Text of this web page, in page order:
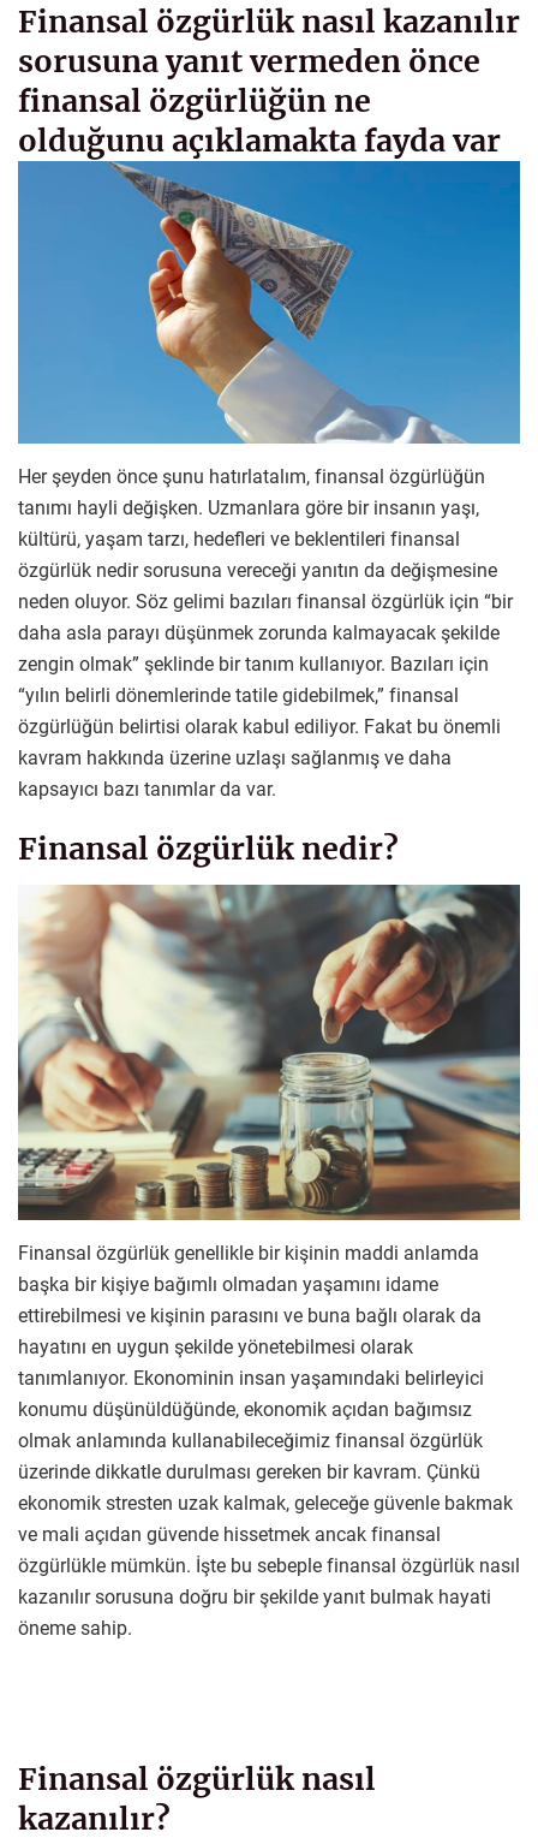
Finansal özgürlük nasıl kazanılır
sorusuna yanıt vermeden önce
finansal özgürlüğün ne
olduğunu açıklamakta fayda var
Her şeyden önce şunu hatırlatalım, finansal özgürlüğün
tanımı hayli değişken. Uzmanlara göre bir insanın yaşı,
kültürü, yaşam tarzı, hedefleri ve beklentileri finansal
özgürlük nedir sorusuna vereceği yanıtın da değişmesine
neden oluyor. Söz gelimi bazıları finansal özgürlük için “bir
daha asla parayı düşünmek zorunda kalmayacak şekilde
zengin olmak” şeklinde bir tanım kullanıyor. Bazıları için
“yılın belirli dönemlerinde tatile gidebilmek,” finansal
özgürlüğün belirtisi olarak kabul ediliyor. Fakat bu önemli
kavram hakkında üzerine uzlaşı sağlanmış ve daha
kapsayıcı bazı tanımlar da var.
Finansal özgürlük nedir?
Finansal özgürlük genellikle bir kişinin maddi anlamda
başka bir kişiye bağımlı olmadan yaşamını idame
ettirebilmesi ve kişinin parasını ve buna bağlı olarak da
hayatını en uygun şekilde yönetebilmesi olarak
tanımlanıyor. Ekonominin insan yaşamındaki belirleyici
konumu düşünüldüğünde, ekonomik açıdan bağımsız
olmak anlamında kullanabileceğimiz finansal özgürlük
üzerinde dikkatle durulması gereken bir kavram. Çünkü
ekonomik stresten uzak kalmak, geleceğe güvenle bakmak
ve mali açıdan güvende hissetmek ancak finansal
özgürlükle mümkün. İşte bu sebeple finansal özgürlük nasıl
kazanılır sorusuna doğru bir şekilde yanıt bulmak hayati
öneme sahip.
Finansal özgürlük nasıl
kazanılır?